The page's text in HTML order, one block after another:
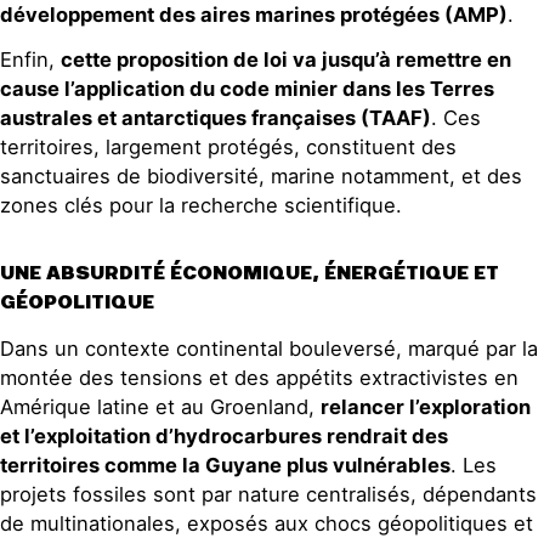
développement des aires marines protégées (AMP).
Enfin, cette proposition de loi va jusqu’à remettre en
cause l’application du code minier dans les Terres
australes et antarctiques françaises (TAAF). Ces
territoires, largement protégés, constituent des
sanctuaires de biodiversité, marine notamment, et des
zones clés pour la recherche scientifique.
UNE ABSURDITÉ ÉCONOMIQUE, ÉNERGÉTIQUE ET
GÉOPOLITIQUE
Dans un contexte continental bouleversé, marqué par la
montée des tensions et des appétits extractivistes en
Amérique latine et au Groenland, relancer l’exploration
et l’exploitation d’hydrocarbures rendrait des
territoires comme la Guyane plus vulnérables. Les
projets fossiles sont par nature centralisés, dépendants
de multinationales, exposés aux chocs géopolitiques et